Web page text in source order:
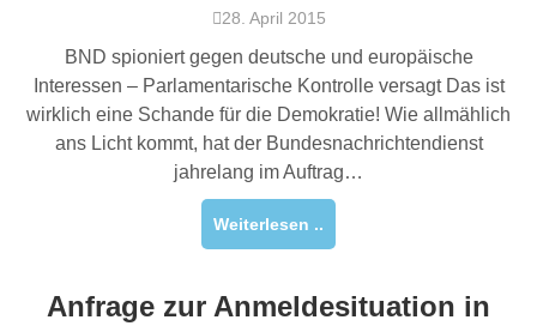
28. April 2015
BND spioniert gegen deutsche und europäische
Interessen – Parlamentarische Kontrolle versagt Das ist
wirklich eine Schande für die Demokratie! Wie allmählich
ans Licht kommt, hat der Bundesnachrichtendienst
jahrelang im Auftrag…
Weiterlesen ..
Anfrage zur Anmeldesituation in